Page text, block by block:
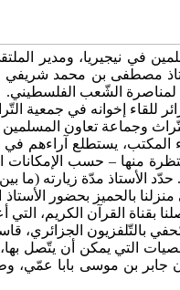
في نيجيريا، ومدير
مصطفى بن محمد
لمناصرة الشّعب الفلسطيني.
للقاء إخوانه في
وجماعة تعاون المسلمين
يستطلع آراءهم في هذه
منها – حسب
و 26 من رجب، الموافق ل 4 و 8 من جويلية 2010م).
بالتّلفزيون الجزائري،
التي يمكن أن يتّصل
جابر بن موسى بابا عمّي،